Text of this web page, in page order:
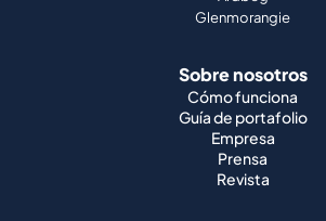
Guía de portafolio
Empresa
Revista
Soporte
Términos y condiciones
Aviso legal
Privacidad de datos